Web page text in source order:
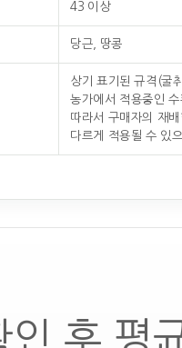
43 이상
당근, 땅콩
상기 표기된 규격(굴
농가에서 적용중인
따라서 구매자의 재
다르게 적용될 수 있
인 후 평